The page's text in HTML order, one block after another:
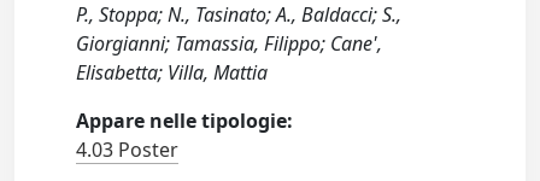
P., Stoppa; N., Tasinato; A., Baldacci; S.,
Giorgianni; Tamassia, Filippo; Cane',
Elisabetta; Villa, Mattia
Appare nelle tipologie:
4.03 Poster